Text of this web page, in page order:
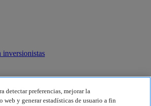
inversionistas
detectar preferencias, mejorar la
web y generar estadísticas de usuario a fin